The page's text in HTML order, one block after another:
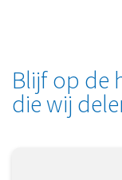
Blijf op de
die wij